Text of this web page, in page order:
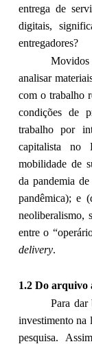
entrega de
digitais,
entregadores?
Movidos
analisar
com o trabalho
condições de
trabalho por
capitalista no
mobilidade de
da pandemia
pandêmica); e
neoliberalismo,
entre o
delivery.
1.2 Do arquivo
Para dar
investimento na
pesquisa.